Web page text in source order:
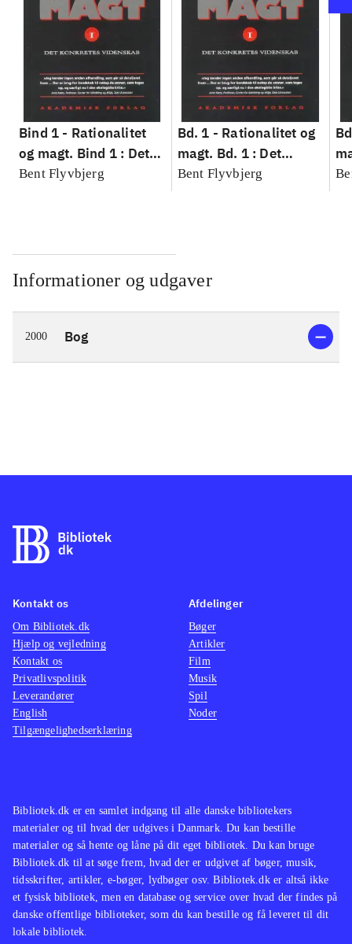
Bind 1 - Rationalitet
og magt. Bind 1 : Det
konkretes videnskab
Bent Flyvbjerg
Bd. 1 - Rationalitet og
magt. Bd. 1 : Det
konkretes videnskab
Bent Flyvbjerg
Informationer og udgaver
2000 Bog
Bibliotek.dk er en samlet indgang til alle danske bibliotekers
materialer og til hvad der udgives i Danmark. Du kan bestille
materialer og så hente og låne på dit eget bibliotek. Du kan bruge
Bibliotek.dk til at søge frem, hvad der er udgivet af bøger, musik,
tidsskrifter, artikler, e-bøger, lydbøger osv. Bibliotek.dk er altså ikke
et fysisk bibliotek, men en database og service over hvad der findes på
danske offentlige biblioteker, som du kan bestille og få leveret til dit
lokale bibliotek.
Kontakt os
Om Bibliotek.dk
Hjælp og vejledning
Kontakt os
Privatlivspolitik
Leverandører
English
Tilgængelighedserklæring
Afdelinger
Bøger
Artikler
Film
Musik
Spil
Noder